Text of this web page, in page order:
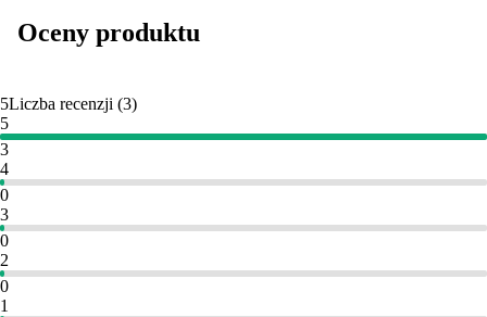
Oceny produktu
5Liczba recenzji (3)
5
3
4
0
3
0
2
0
1